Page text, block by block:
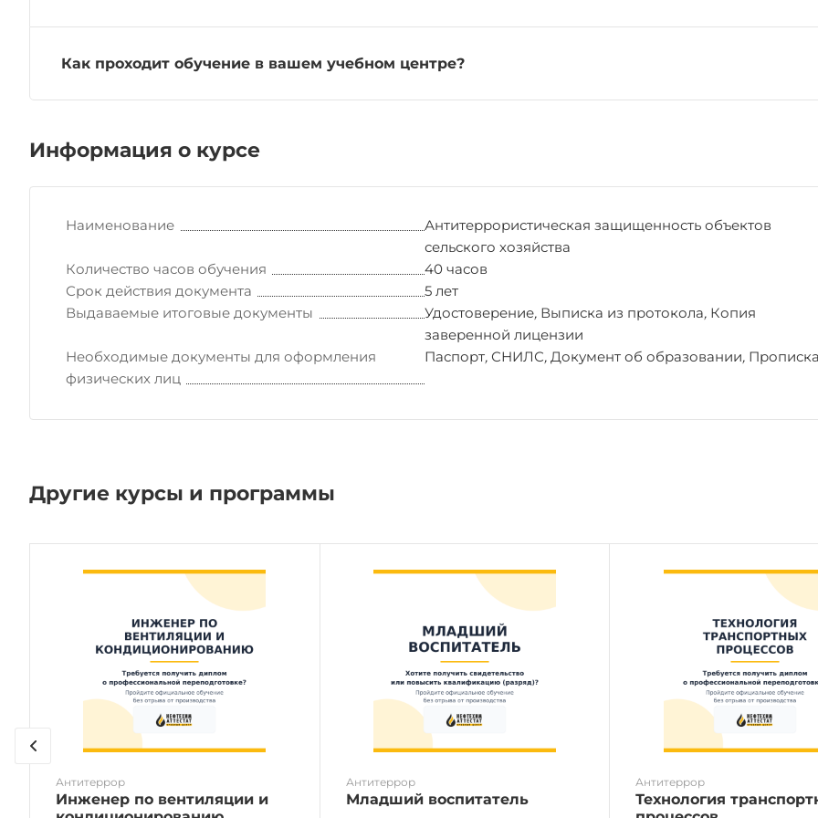
Как проходит обучение в вашем учебном центре?
Информация о курсе
Наименование
Антитеррористическая защищенность объектов
сельского хозяйства
Количество часов обучения
40 часов
Срок действия документа
5 лет
Выдаваемые итоговые документы
Удостоверение, Выписка из протокола, Копия
заверенной лицензии
Необходимые документы для оформления
физических лиц
Паспорт, СНИЛС,Документ об образовании,
Другие курсы и программы
Антитеррор
Инженер по вентиляции и
Антитеррор
Младший воспитатель
Антитеррор
Технология